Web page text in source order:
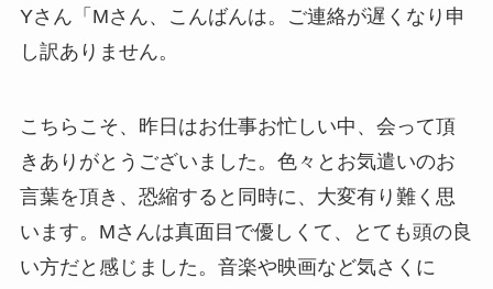
Yさん「Mさん、こんばんは。ご連絡が遅くなり申
し訳ありません。
こちらこそ、昨日はお仕事お忙しい中、会って頂
きありがとうございました。色々とお気遣いのお
言葉を頂き、恐縮すると同時に、大変有り難く思
います。Mさんは真面目で優しくて、とても頭の良
い方だと感じました。音楽や映画など気さくに